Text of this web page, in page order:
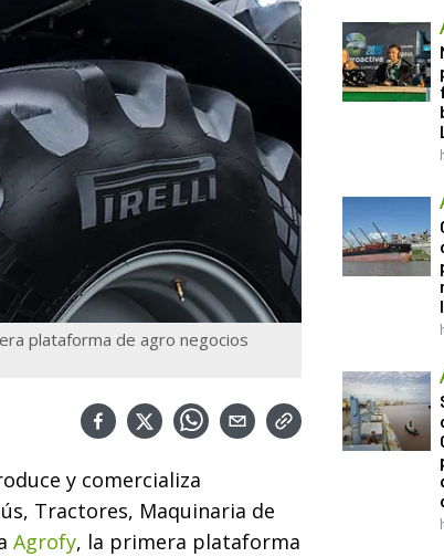
plataforma de agro negocios
y comercializa
Tractores, Maquinaria de
Agrofy, la primera plataforma